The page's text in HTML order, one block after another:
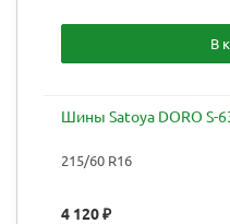
В
Шины Satoya DORO S-
215/60 R16
4 120₽